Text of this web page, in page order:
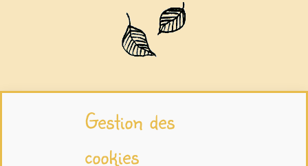
Gestion des
cookies
Infos légales
Mentions légales